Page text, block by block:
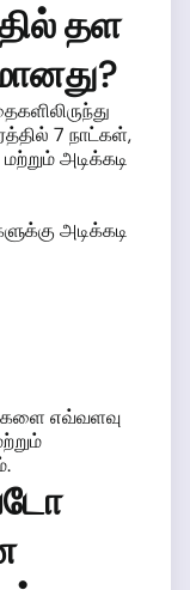
தள
7 நாட்கள்,
அடிக்கடி
அடிக்கடி
எவ்வளவு